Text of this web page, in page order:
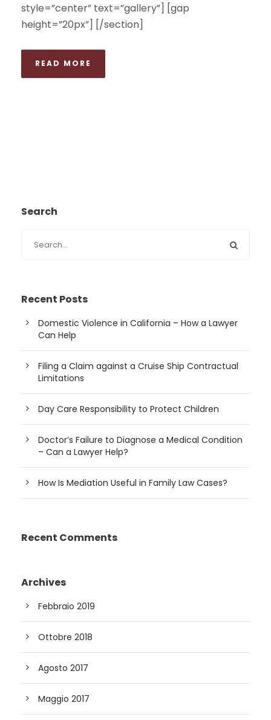
style=”center” text=”gallery”] [gap
height=”20px”] [/section]
READ MORE
Search
Recent Posts
Domestic Violence in California – How a Lawyer
Can Help
Filing a Claim against a Cruise Ship Contractual
Limitations
Day Care Responsibility to Protect Children
Doctor’s Failure to Diagnose a Medical Condition
– Can a Lawyer Help?
How Is Mediation Useful in Family Law Cases?
Recent Comments
Archives
Febbraio 2019
Ottobre 2018
Agosto 2017
Maggio 2017